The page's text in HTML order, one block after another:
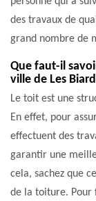
des travaux de
grand nombre de
Que faut-il
ville de Les
Le toit est une
En effet, pour
effectuent des
garantir une
cela, sachez que
de la toiture.